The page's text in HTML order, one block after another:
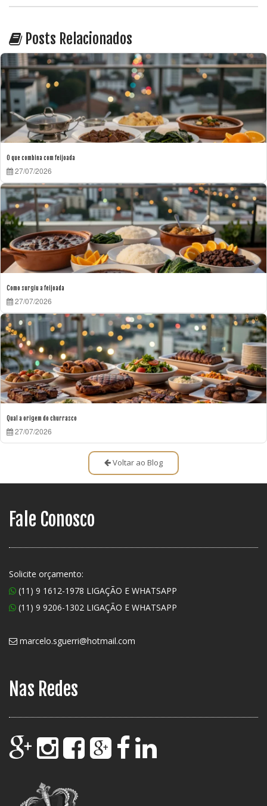
Posts Relacionados
O que combina com feijoada
27/07/2026
Como surgiu a feijoada
27/07/2026
Qual a origem do churrasco
27/07/2026
Voltar ao Blog
Fale Conosco
Solicite orçamento:
(11) 9 1612-1978 LIGAÇÃO E WHATSAPP
(11) 9 9206-1302 LIGAÇÃO E WHATSAPP
marcelo.sguerri@hotmail.com
Nas Redes